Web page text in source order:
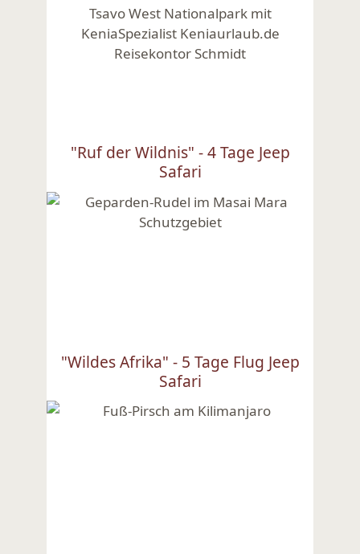
"Ruf der Wildnis" - 4 Tage Jeep
Safari
Ansehen
"Wildes Afrika" - 5 Tage Flug Jeep
Safari
Ansehen